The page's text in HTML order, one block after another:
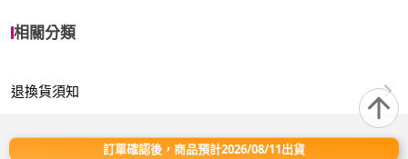
手推式掃地機滾刷自由調節、多角度高度調節，快速簡易安裝:操
作簡單，無須用電，無須加油，不易揚塵；適合各種場所，不挑
相關分類
退換貨須知
訂單確認後，商品預計2026/08/11出貨